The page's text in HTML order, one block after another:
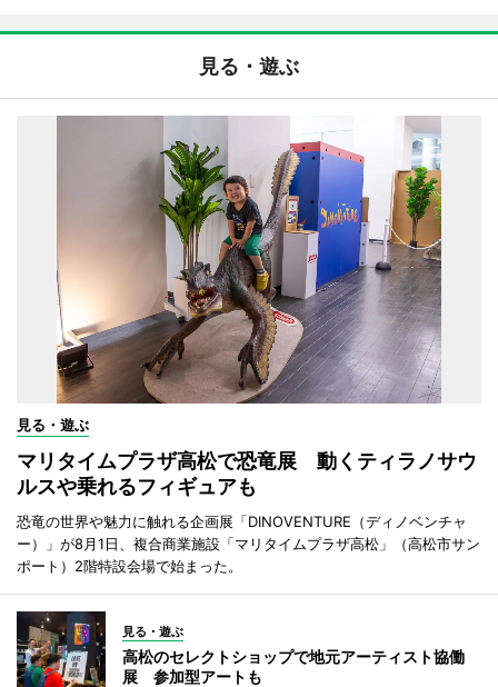
見る・遊ぶ
見る・遊ぶ
マリタイムプラザ高松で恐竜展 動くティラノサウ
ルスや乗れるフィギュアも
恐竜の世界や魅力に触れる企画展「DINOVENTURE（ディノベンチャ
ー）」が8月1日、複合商業施設「マリタイムプラザ高松」（高松市サン
ポート）2階特設会場で始まった。
見る・遊ぶ
高松のセレクトショップで地元アーティスト協働
展 参加型アートも